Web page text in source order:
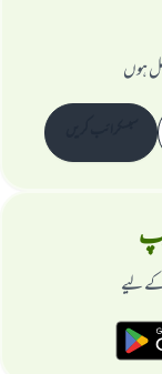
ہوں
لیے